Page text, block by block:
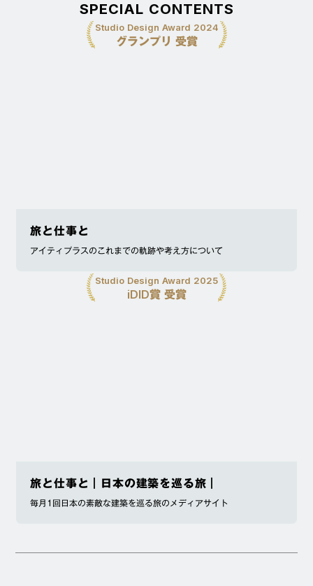
SPECIAL CONTENTS
Studio Design Award 2024
グランプリ 受賞
旅と仕事と
アイティプラスのこれまでの軌跡や考え方について
Studio Design Award 2025
iDID賞 受賞
旅と仕事と｜日本の建築を巡る旅｜
毎月1回日本の素敵な建築を巡る旅のメディアサイト